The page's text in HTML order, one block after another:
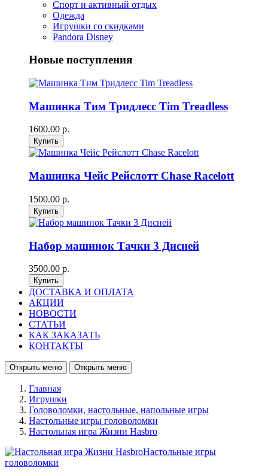
Спорт и активный отдых
Одежда
Игрушки со скидками
Pandora Disney
Новые поступления
Машинка Тим Тридлесс Tim Treadless
1600.00 р.
Машинка Чейс Рейслотт Chase Racelott
1500.00 р.
Набор машинок Тачки 3 Дисней
3500.00 р.
ДОСТАВКА И ОПЛАТА
АКЦИИ
НОВОСТИ
СТАТЬИ
КАК ЗАКАЗАТЬ
КОНТАКТЫ
Открыть меню Открыть меню
Главная
Игрушки
Головоломки, настольные, напольные игры
Настольные игры головоломки
Настольная игра Жизни Hasbro